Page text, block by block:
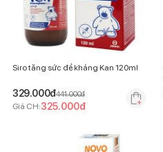
Siro tăng sức đề kháng Kan 120ml
329.000đ441.000đ
Giá CH:325.000đ